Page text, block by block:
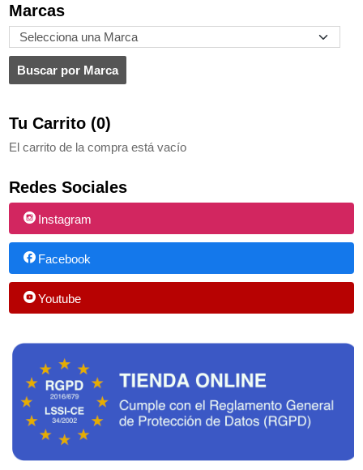
Marcas
Tu Carrito (0)
El carrito de la compra está vacío
Redes Sociales
Instagram
Facebook
Youtube